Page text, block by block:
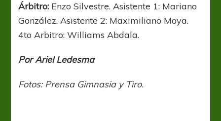
Árbitro: Enzo Silvestre. Asistente 1: Mariano
González. Asistente 2: Maximiliano Moya.
4to Arbitro: Williams Abdala.
Por Ariel Ledesma
Fotos: Prensa Gimnasia y Tiro.